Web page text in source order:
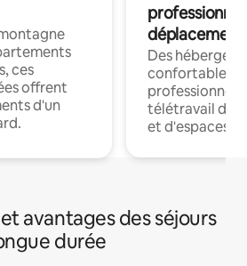
ces
offrent
d'un
déplacement
Des
confortables
professionnels
télétravail
et d'espaces
avantages des séjours
durée